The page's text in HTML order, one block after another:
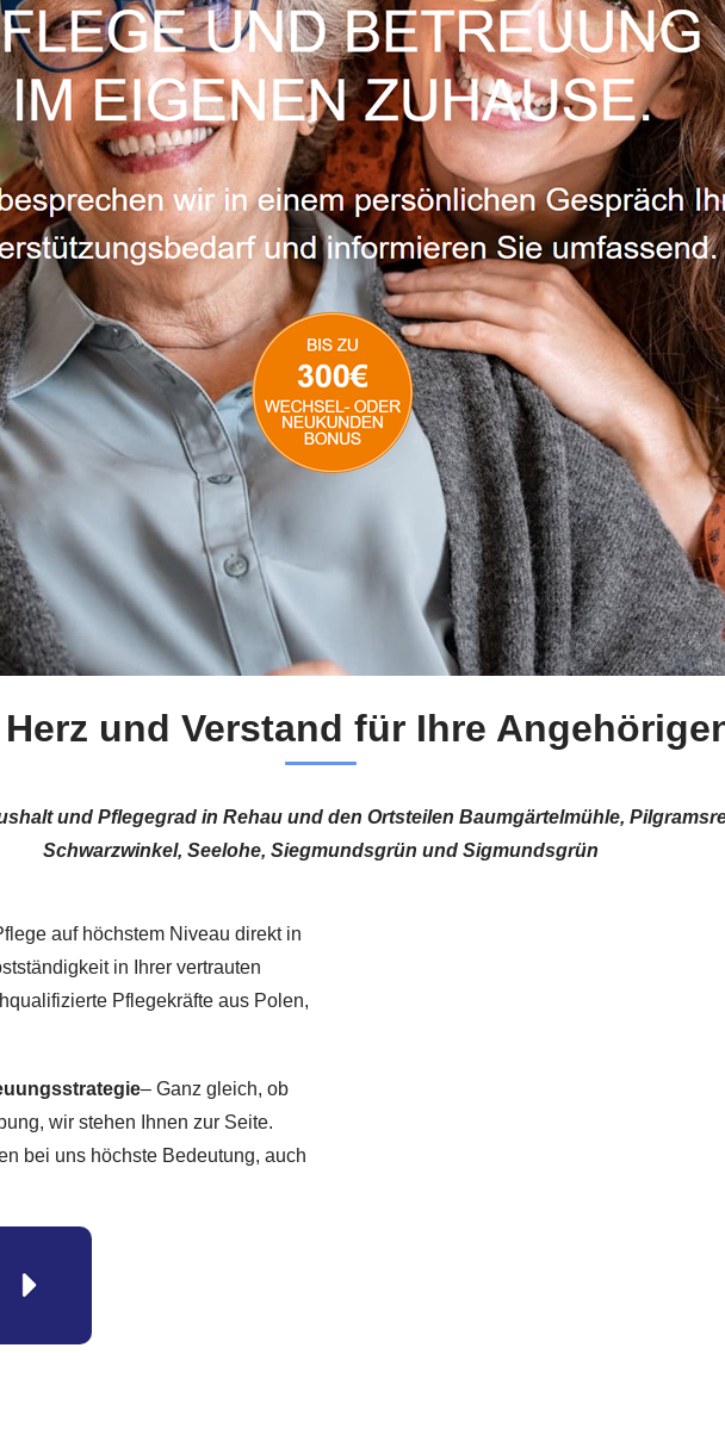
und Verstand für Ihre
und Pflegegrad in Rehau und den Ortsteilen Baumgärtelmühle,
Schwarzwinkel, Seelohe, Siegmundsgrün und Sigmundsgrün
auf höchstem Niveau direkt in
in Ihrer vertrauten
Pflegekräfte aus Polen,
– Ganz gleich, ob
wir stehen Ihnen zur Seite.
bei uns höchste Bedeutung, auch